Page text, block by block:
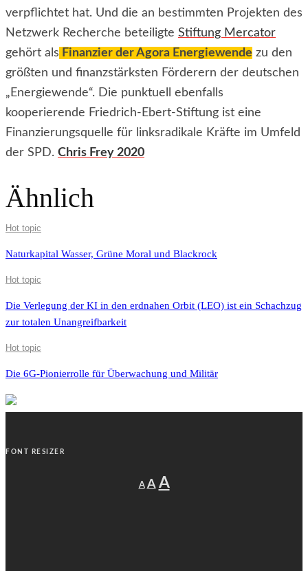
verpflichtet hat. Und die an bestimmten Projekten des
Netzwerk Recherche beteiligte Stiftung Mercator
gehört als Finanzier der Agora Energiewende zu den
größten und finanzstärksten Förderern der deutschen
„Energiewende“. Die punktuell ebenfalls
kooperierende Friedrich-Ebert-Stiftung ist eine
Finanzierungsquelle für linksradikale Kräfte im Umfeld
der SPD. Chris Frey 2020
Ähnlich
Hot topic
Naturkapital Wasser, Grüne Moral und Blackrock
Hot topic
Die Verlegung der KI in den erdnahen Orbit (LEO) ist ein Schachzug
zur totalen Unangreifbarkeit
Hot topic
Die 6G-Pionierrolle für Überwachung und Militär
FONT RESIZER
A
Decrease
font
A Reset
AIncrease